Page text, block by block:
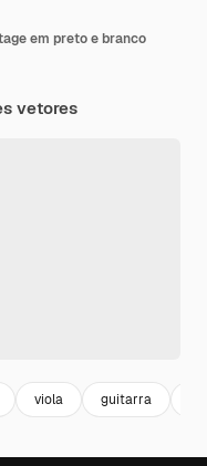
em preto e branco
vetores
viola guitarra